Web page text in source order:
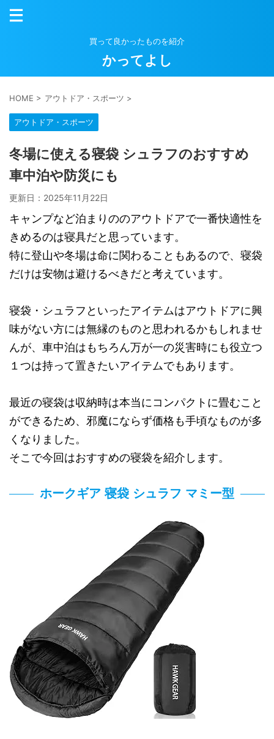
買って良かったものを紹介
かってよし
HOME > アウトドア・スポーツ >
アウトドア・スポーツ
冬場に使える寝袋 シュラフのおすすめ
車中泊や防災にも
更新日： 2025年11月22日
キャンプなど泊まりののアウトドアで一番快適性を
きめるのは寝具だと思っています。
特に登山や冬場は命に関わることもあるので、寝袋
だけは安物は避けるべきだと考えています。
寝袋・シュラフといったアイテムはアウトドアに興
味がない方には無縁のものと思われるかもしれませ
んが、車中泊はもちろん万が一の災害時にも役立つ
１つは持って置きたいアイテムでもあります。
最近の寝袋は収納時は本当にコンパクトに畳むこと
ができるため、邪魔にならず価格も手頃なものが多
くなりました。
そこで今回はおすすめの寝袋を紹介します。
ホークギア 寝袋 シュラフ マミー型